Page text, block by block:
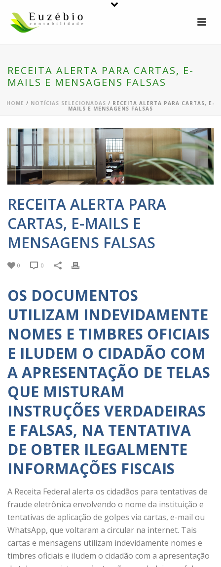
RECEITA ALERTA PARA CARTAS, E-
MAILS E MENSAGENS FALSAS
HOME / NOTÍCIAS SELECIONADAS / RECEITA ALERTA PARA CARTAS, E-
MAILS E MENSAGENS FALSAS
RECEITA ALERTA PARA
CARTAS, E-MAILS E
MENSAGENS FALSAS
0 0
OS DOCUMENTOS
UTILIZAM INDEVIDAMENTE
NOMES E TIMBRES OFICIAIS
E ILUDEM O CIDADÃO COM
A APRESENTAÇÃO DE TELAS
QUE MISTURAM
INSTRUÇÕES VERDADEIRAS
E FALSAS, NA TENTATIVA
DE OBTER ILEGALMENTE
INFORMAÇÕES FISCAIS
A Receita Federal alerta os cidadãos para tentativas de
fraude eletrônica envolvendo o nome da instituição e
tentativas de aplicação de golpes via cartas, e-mail ou
WhatsApp, que voltaram a circular na internet. Tais
cartas e mensagens utilizam indevidamente nomes e
timbres oficiais e iludem o cidadão com a apresentação